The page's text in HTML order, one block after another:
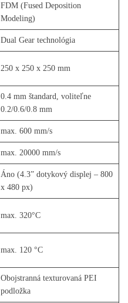
FDM (Fused Deposition
Modeling)
Dual Gear technológia
250 x 250 x 250 mm
0.4 mm štandard, voliteľne
0.2/0.6/0.8 mm
max. 600 mm/s
max. 20000 mm/s
Áno (4.3” dotykový displej – 800
x 480 px)
max. 320°C
max. 120 °C
Obojstranná texturovaná PEI
podložka